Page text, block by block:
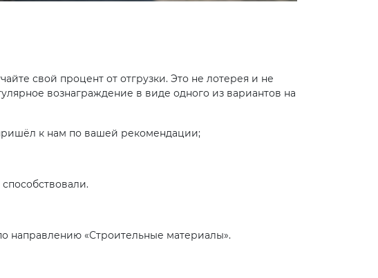
свой процент от отгрузки. Это не лотерея и не
вознаграждение в виде одного из вариантов на
к нам по вашей рекомендации;
направлению «Строительные материалы».